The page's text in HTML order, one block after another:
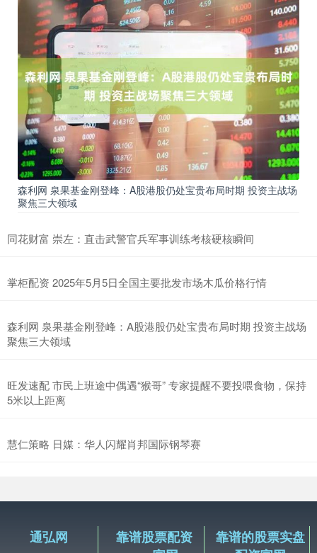
森利网 泉果基金刚登峰：A股港股仍处宝贵布局时期 投资主战场
聚焦三大领域
同花财富 崇左：直击武警官兵军事训练考核硬核瞬间
掌柜配资 2025年5月5日全国主要批发市场木瓜价格行情
森利网 泉果基金刚登峰：A股港股仍处宝贵布局时期 投资主战场
聚焦三大领域
旺发速配 市民上班途中偶遇“猴哥” 专家提醒不要投喂食物，保持
5米以上距离
慧仁策略 日媒：华人闪耀肖邦国际钢琴赛
通弘网
靠谱股票配资
靠谱的股票实盘